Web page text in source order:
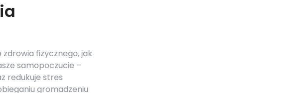
fizycznego, jak
samopoczucie –
redukuje stres
gromadzeniu